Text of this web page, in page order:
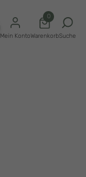
Mein Konto
0
WarenkorbSuche